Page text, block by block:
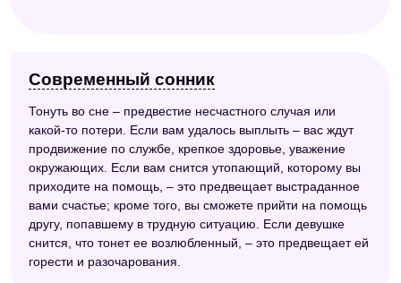
Современный сонник
Тонуть во сне – предвестие несчастного случая или
какой-то потери. Если вам удалось выплыть – вас ждут
продвижение по службе, крепкое здоровье, уважение
окружающих. Если вам снится утопающий, которому вы
приходите на помощь, – это предвещает выстраданное
вами счастье; кроме того, вы сможете прийти на помощь
другу, попавшему в трудную ситуацию. Если девушке
снится, что тонет ее возлюбленный, – это предвещает ей
горести и разочарования.